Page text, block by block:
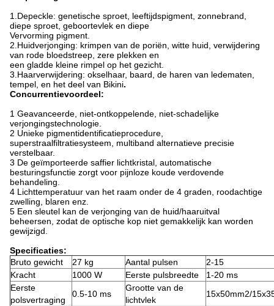
1.Depeckle: genetische sproet, leeftijdspigment, zonnebrand,
diepe sproet, geboortevlek en diepe
Vervorming pigment.
2.Huidverjonging: krimpen van de poriën, witte huid, verwijdering
van rode bloedstreep, zere plekken en
een gladde kleine rimpel op het gezicht.
3.Haarverwijdering: okselhaar, baard, de haren van ledematen,
tempel, en het deel van Bikini.
Concurrentievoordeel:
1 Geavanceerde, niet-ontkoppelende, niet-schadelijke
verjongingstechnologie.
2 Unieke pigmentidentificatieprocedure,
superstraalfiltratiesysteem, multiband alternatieve precisie
verstelbaar.
3 De geïmporteerde saffier lichtkristal, automatische
besturingsfunctie zorgt voor pijnloze koude verdovende
behandeling.
4 Lichttemperatuur van het raam onder de 4 graden, roodachtige
zwelling, blaren enz.
5 Een sleutel kan de verjonging van de huid/haaruitval
beheersen, zodat de optische kop niet gemakkelijk kan worden
gewijzigd.
Specificaties:
Bruto gewicht
27 kg Aantal pulsen
2-15
Kracht
1000 W Eerste pulsbreedte
1-20 ms
Eerste
polsvertraging
0.5-10 ms
Grootte van de
lichtvlek
15x50mm2/